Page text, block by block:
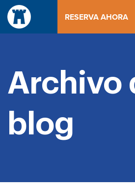
contenido
RESERVA AHORA
Archivo
blog